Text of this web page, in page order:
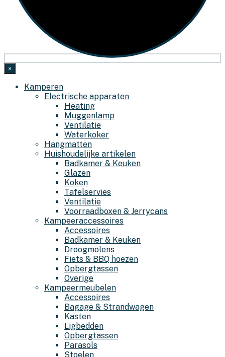
×
Kamperen
Electrische apparaten
Heating
Muggenlamp
Ventilatie
Waterkoker
Hangmatten
Huishoudelijke artikelen
Badkamer & Keuken
Glazen
Koken
Tafelservies
Ventilatie
Voorraadboxen & Jerrycans
Kampeeraccessoires
Accessoires
Badkamer & Keuken
Droogmolens
Fiets & BBQ hoezen
Opbergtassen
Overige
Kampeermeubelen
Accessoires
Bagage & Strandwagen
Kasten
Ligbedden
Opbergtassen
Parasols
Stoelen